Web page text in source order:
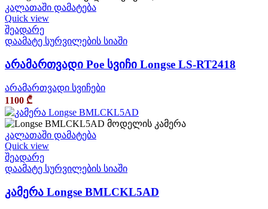
კალათაში დამატება
Quick view
შეადარე
დაამატე სურვილების სიაში
არამართვადი Poe სვიჩი Longse LS-RT2418
არამართვადი სვიჩები
1100 ₾
კალათაში დამატება
Quick view
შეადარე
დაამატე სურვილების სიაში
კამერა Longse BMLCKL5AD